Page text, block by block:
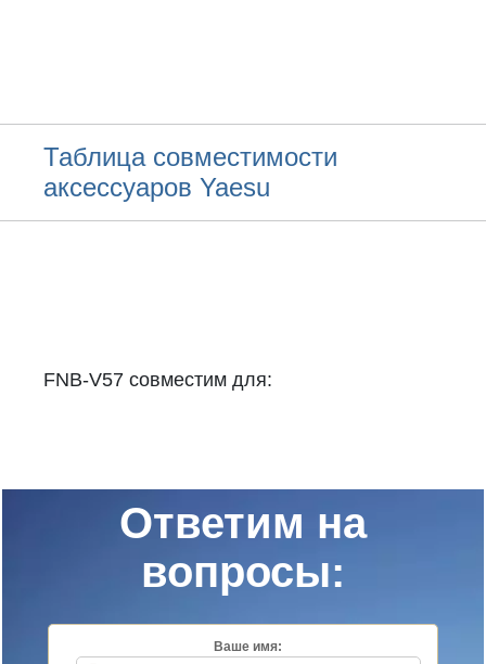
Таблица совместимости
аксессуаров Yaesu
FNB-V57 совместим для:
Ответим на
вопросы:
Ваше имя: